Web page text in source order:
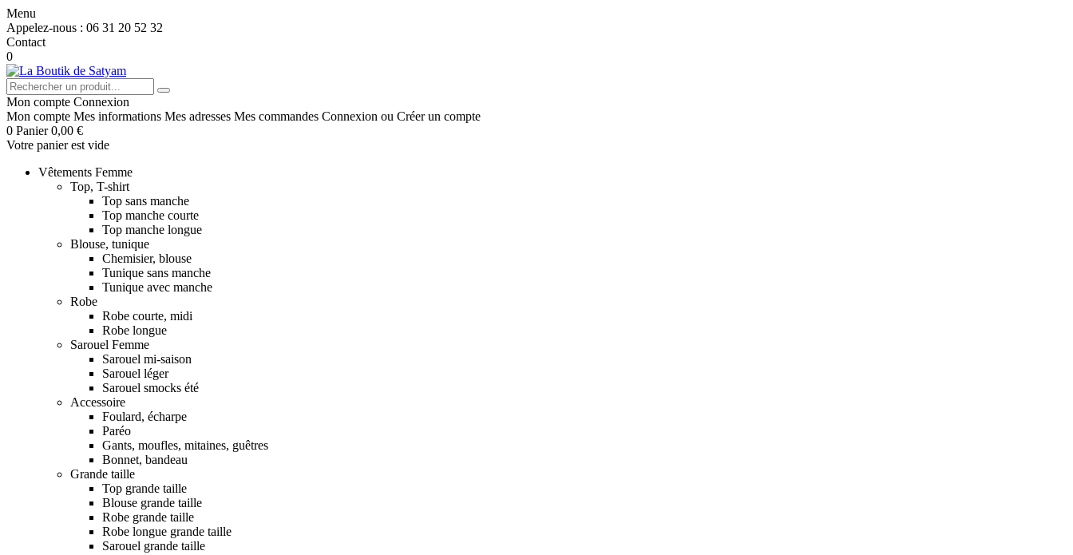
Menu
Appelez-nous : 06 31 20 52 32
Contact
0
Mon compte Connexion
Mon compte Mes informations Mes adresses Mes commandes Connexion ou Créer un compte
0 Panier 0,00 €
Votre panier est vide
Vêtements Femme
Top, T-shirt
Top sans manche
Top manche courte
Top manche longue
Blouse, tunique
Chemisier, blouse
Tunique sans manche
Tunique avec manche
Robe
Robe courte, midi
Robe longue
Sarouel Femme
Sarouel mi-saison
Sarouel léger
Sarouel smocks été
Accessoire
Foulard, écharpe
Paréo
Gants, moufles, mitaines, guêtres
Bonnet, bandeau
Grande taille
Top grande taille
Blouse grande taille
Robe grande taille
Robe longue grande taille
Sarouel grande taille